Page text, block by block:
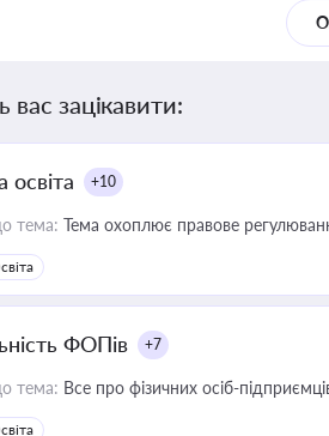
зацікавити:
+10
тема: Тема охоплює правове
ФОПів +7
тема: Все про фізичних осіб-